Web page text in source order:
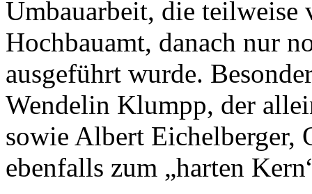
Umbauarbeit, die teilweise
Hochbauamt, danach nur
ausgeführt wurde.
Wendelin Klumpp, der
sowie Albert Eichelberger,
ebenfalls zum „harten